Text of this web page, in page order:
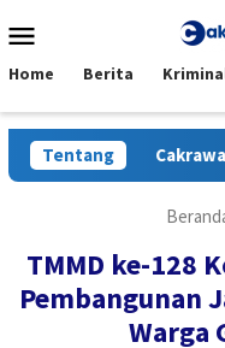
ke
Mobile
Home Berita
Tentang
TMMD ke-128
Pembangunan
Warga